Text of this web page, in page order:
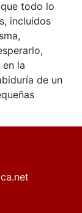
todo lo
incluidos
la
de un